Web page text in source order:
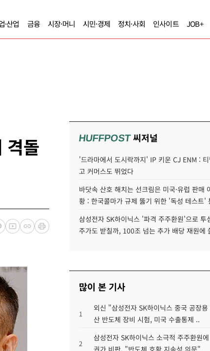
·산업 금융 시장·머니 시민·경제 정치·사회 인사이트 JOB+
격돌
HUFFPOST씨저널
'드라마에서 도시락까지' IP 키운 CJ ENM :
고 커머스도 뛰었다
바닷속 산호 해치는 선크림은 미국·유럽 판매
황 : 한국콜마가 규제 뚫기 위한 '독성 테스트'
삼성전자 SK하이닉스 '파격 주주환원'으로 투
주가도 받칠까, 100조 넘는 추가 배당 재원에
많이 본 기사
1
외신 "삼성전자 SK하이닉스 중국 공장용
산 반도체 장비 시험, 미국 수출통제 ..
2
삼성전자 SK하이닉스 소극적 주주환원
권가 비판, "반도체 호황 지속성 의문"